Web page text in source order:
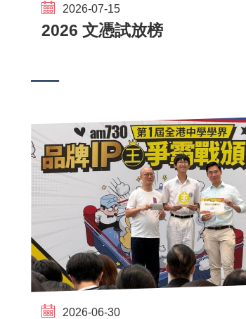
2026-07-15
2026 文憑試放榜
2026-06-30